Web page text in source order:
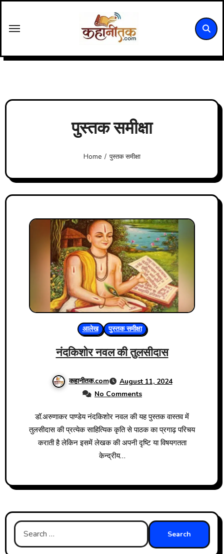
content
पुस्तक समीक्षा
Home पुस्तक समीक्षा
आलेख पुस्तक समीक्षा
नंदकिशोर नवल की तुलसीदास
कहानीतक.com
August 11, 2024
No Comments
डॉ.अरुणाकर पाण्डेय नंदकिशोर नवल की यह पुस्तक वास्तव में
तुलसीदास की प्रत्येक साहित्यिक कृति से पाठक का प्रगाढ़ परिचय
कराती है लेकिन इसमें लेखक की अपनी दृष्टि या विषयगतता
केन्द्रीय…
Search
for: